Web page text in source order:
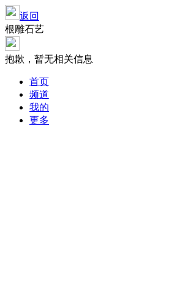
返回
根雕石艺
抱歉，暂无相关信息
首页
频道
我的
更多